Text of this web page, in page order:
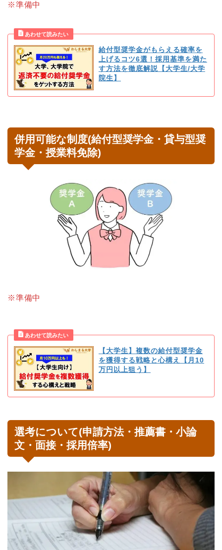
※準備中
給付型奨学金がもらえる確率を
上げるコツ6選！採用基準を満た
す方法を徹底解説【大学生/大学
院生】
併用可能な制度(給付型奨学金・貸与型奨
学金・授業料免除)
※準備中
【大学生】複数の給付型奨学金
を獲得する戦略と心構え【月10
万円以上狙う】
選考について(申請方法・推薦書・小論
文・面接・採用倍率)